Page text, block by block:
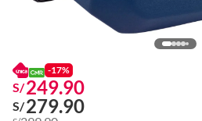
-17%
S/249.90
S/279.90